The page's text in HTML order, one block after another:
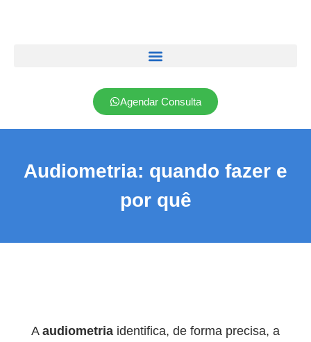
Agendar Consulta
Audiometria: quando fazer e
por quê
A audiometria identifica, de forma precisa, a